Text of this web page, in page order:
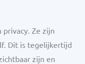
privacy. Ze zijn
Dit is tegelijkertijd
zijn en